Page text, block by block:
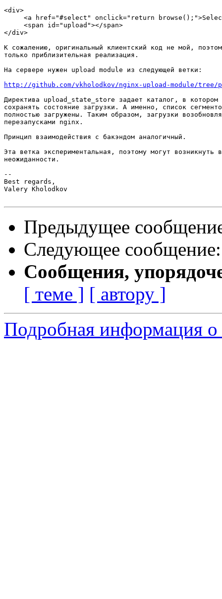
<div>
<a href="#select" onclick="return
     <span id="upload"></span>
</div>
К сожалению, оригинальный клиентский код не мой,
только приблизительная реализация.
На сервере нужен upload module из следующей ветки:
http://github.com/vkholodkov/nginx-upload-module/
Директива upload_state_store задает каталог, в
сохранять состояние загрузки. А именно, список
полностью загружены. Таким образом, загрузки
перезапусками nginx.
Принцип взаимодействия с бакэндом аналогичный.
Эта ветка экспериментальная, поэтому могут возникнуть
неожиданности.
--
Best regards,
Valery Kholodkov
Предыдущее
Следующее
Сообщения,
[ теме ] [ автору ]
Подробная информация